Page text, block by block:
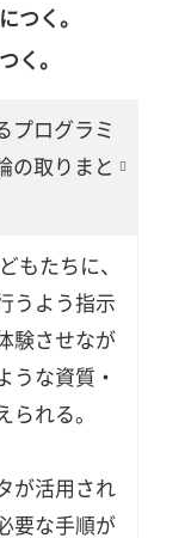
つく。
く。
プログラミ
の取りまと
もたちに、
うよう指示
験させなが
うな資質・
られる。
が活用され
要な手順が